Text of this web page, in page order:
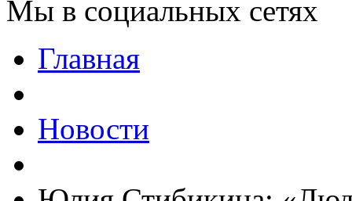
Мы в социальных сетях
Главная
Новости